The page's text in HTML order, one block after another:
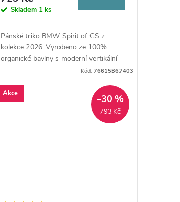
Skladem 1 ks
Pánské triko BMW Spirit of GS z
kolekce 2026. Vyrobeno ze 100%
organické bavlny s moderní vertikální
grafikou. Maximální pohodlí a ikonický
Kód: 76615B67403
Akce
793 Kč
–30 %